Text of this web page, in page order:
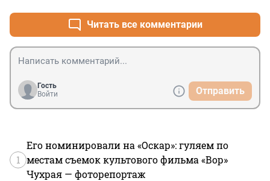
Читать все комментарии
Гость
Войти
Отправить
1
Его номинировали на «Оскар»: гуляем по
местам съемок культового фильма «Вор»
Чухрая — фоторепортаж